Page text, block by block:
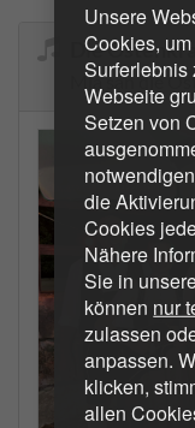
Unsere
Cookies,
Surferlebnis
Webseite
Setzen von
die
Cookies
Nähere
Sie in
können nur
zulassen
anpassen.
klicken,
allen
Die
Mia san die